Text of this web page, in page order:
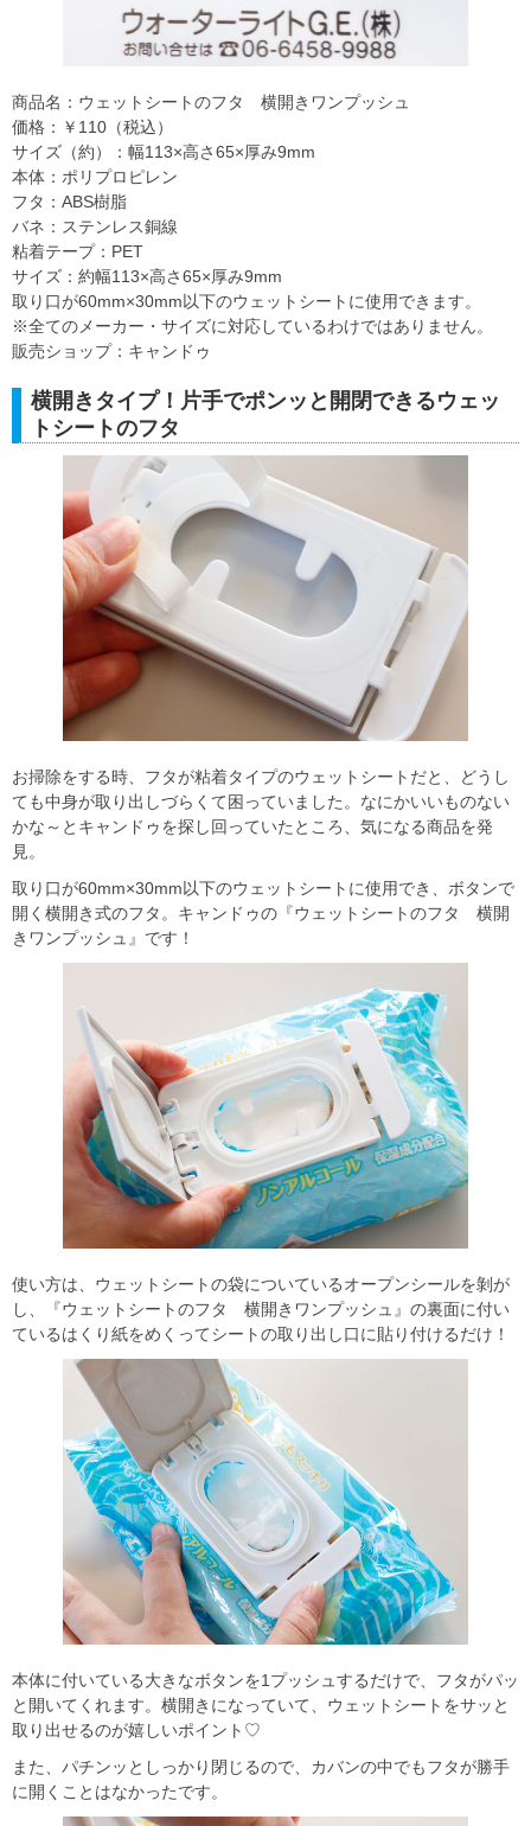
商品名：ウェットシートのフタ 横開きワンプッシュ
価格：￥110（税込）
サイズ（約）：幅113×高さ65×厚み9mm
本体：ポリプロピレン
フタ：ABS樹脂
バネ：ステンレス銅線
粘着テープ：PET
サイズ：約幅113×高さ65×厚み9mm
取り口が60mm×30mm以下のウェットシートに使用できます。
※全てのメーカー・サイズに対応しているわけではありません。
販売ショップ：キャンドゥ
横開きタイプ！片手でポンッと開閉できるウェッ
トシートのフタ
お掃除をする時、フタが粘着タイプのウェットシートだと、どうし
ても中身が取り出しづらくて困っていました。なにかいいものない
かな～とキャンドゥを探し回っていたところ、気になる商品を発
見。
取り口が60mm×30mm以下のウェットシートに使用でき、ボタンで
開く横開き式のフタ。キャンドゥの『ウェットシートのフタ 横開
きワンプッシュ』です！
使い方は、ウェットシートの袋についているオープンシールを剝が
し、『ウェットシートのフタ 横開きワンプッシュ』の裏面に付い
ているはくり紙をめくってシートの取り出し口に貼り付けるだけ！
本体に付いている大きなボタンを1プッシュするだけで、フタがパッ
と開いてくれます。横開きになっていて、ウェットシートをサッと
取り出せるのが嬉しいポイント♡
また、パチンッとしっかり閉じるので、カバンの中でもフタが勝手
に開くことはなかったです。